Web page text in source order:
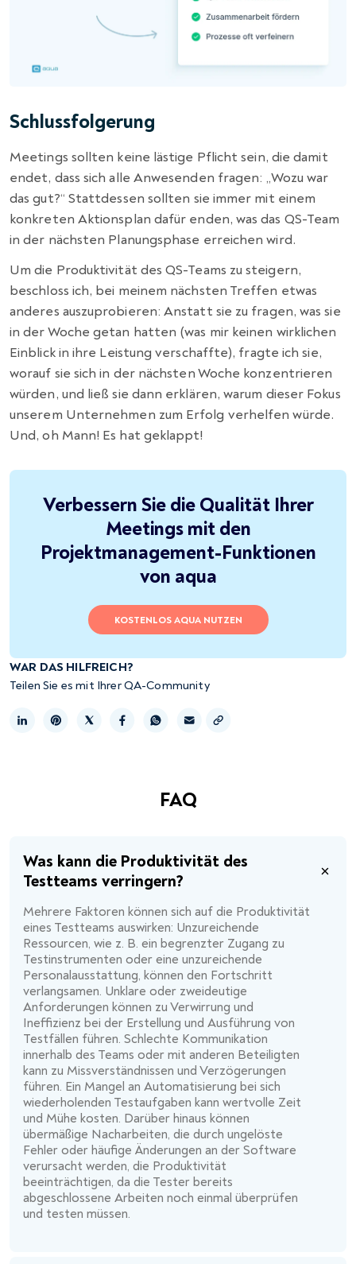
Schlussfolgerung
Meetings sollten keine lästige Pflicht sein, die damit
endet, dass sich alle Anwesenden fragen: „Wozu war
das gut?“ Stattdessen sollten sie immer mit einem
konkreten Aktionsplan dafür enden, was das QS-Team
in der nächsten Planungsphase erreichen wird.
Um die Produktivität des QS-Teams zu steigern,
beschloss ich, bei meinem nächsten Treffen etwas
anderes auszuprobieren: Anstatt sie zu fragen, was sie
in der Woche getan hatten (was mir keinen wirklichen
Einblick in ihre Leistung verschaffte), fragte ich sie,
worauf sie sich in der nächsten Woche konzentrieren
würden, und ließ sie dann erklären, warum dieser Fokus
unserem Unternehmen zum Erfolg verhelfen würde.
Und, oh Mann! Es hat geklappt!
Verbessern Sie die Qualität Ihrer
Meetings mit den
Projektmanagement-Funktionen
von aqua
KOSTENLOS AQUA NUTZEN
WAR DAS HILFREICH?
Teilen Sie es mit Ihrer QA-Community
FAQ
Was kann die Produktivität des
Testteams verringern?
Mehrere Faktoren können sich auf die Produktivität
eines Testteams auswirken: Unzureichende
Ressourcen, wie z. B. ein begrenzter Zugang zu
Testinstrumenten oder eine unzureichende
Personalausstattung, können den Fortschritt
verlangsamen. Unklare oder zweideutige
Anforderungen können zu Verwirrung und
Ineffizienz bei der Erstellung und Ausführung von
Testfällen führen. Schlechte Kommunikation
innerhalb des Teams oder mit anderen Beteiligten
kann zu Missverständnissen und Verzögerungen
führen. Ein Mangel an Automatisierung bei sich
wiederholenden Testaufgaben kann wertvolle Zeit
und Mühe kosten. Darüber hinaus können
übermäßige Nacharbeiten, die durch ungelöste
Fehler oder häufige Änderungen an der Software
verursacht werden, die Produktivität
beeinträchtigen, da die Tester bereits
abgeschlossene Arbeiten noch einmal überprüfen
und testen müssen.